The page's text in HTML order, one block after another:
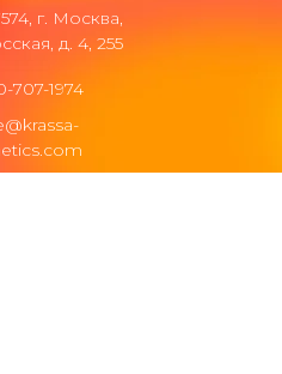
г. Москва,
д. 4, 255
707-1974